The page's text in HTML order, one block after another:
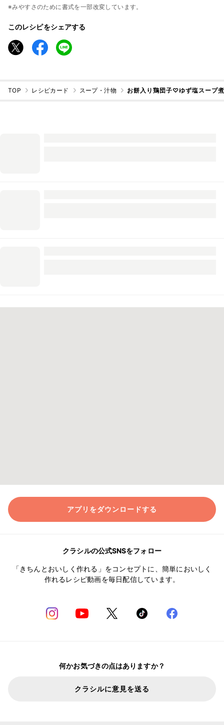
※みやすさのために書式を一部改変しています。
このレシピをシェアする
TOP レシピカード スープ・汁物 お餅入り鶏団子♡ゆず塩スープ
アプリをダウンロードする
クラシルの公式SNSをフォロー
「きちんとおいしく作れる」をコンセプトに、簡単においしく
作れるレシピ動画を毎日配信しています。
何かお気づきの点はありますか？
クラシルに意見を送る